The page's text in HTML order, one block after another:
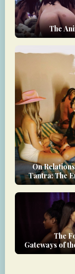
The
On
Tantra: The
Debt
The
Gateways of